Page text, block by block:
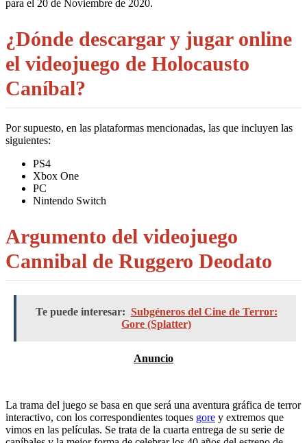
para el 20 de Noviembre de 2020.
¿Dónde descargar y jugar online
el videojuego de Holocausto
Caníbal?
Por supuesto, en las plataformas mencionadas, las que incluyen las
siguientes:
PS4
Xbox One
PC
Nintendo Switch
Argumento del videojuego
Cannibal de Ruggero Deodato
Te puede interesar: Subgéneros del Cine de Terror:
Gore (Splatter)
La trama del juego se basa en que será una aventura gráfica de terror
interactivo, con los correspondientes toques gore y extremos que
vimos en las películas. Se trata de la cuarta entrega de su serie de